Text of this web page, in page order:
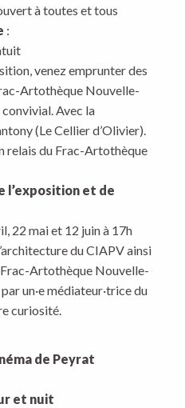
à toutes et tous
:
venez emprunter des
Artothèque Nouvelle-
Avec la
(Le Cellier d’Olivier).
relais du Frac-Artothèque
l’exposition et de
22 mai et 12 juin à 17h
du CIAPV ainsi
Artothèque Nouvelle-
un·e médiateur·trice du
curiosité.
de Peyrat
et nuit